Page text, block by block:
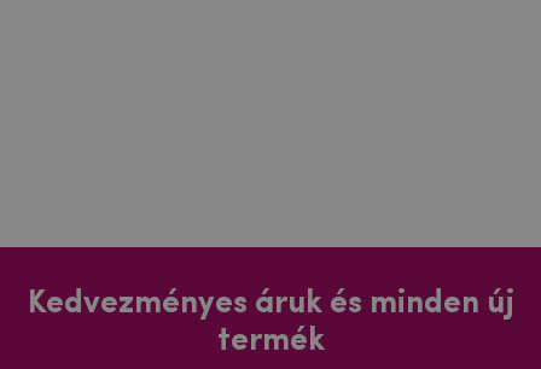
Kedvezményes áruk és minden új
termék